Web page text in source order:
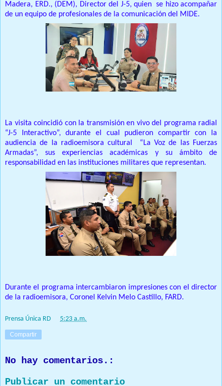
Madera, ERD., (DEM), Director del J-5, quien se hizo acompañar
de un equipo de profesionales de la comunicación del MIDE.
La visita coincidió con la transmisión en vivo del programa radial
“J-5 Interactivo”, durante el cual pudieron compartir con la
audiencia de la radioemisora cultural “La Voz de las Fuerzas
Armadas”, sus experiencias académicas y su ámbito de
responsabilidad en las instituciones militares que representan.
Durante el programa intercambiaron impresiones con el director
de la radioemisora, Coronel Kelvin Melo Castillo, FARD.
Prensa Única RD 5:23 a.m.
Compartir
No hay comentarios.:
Publicar un comentario